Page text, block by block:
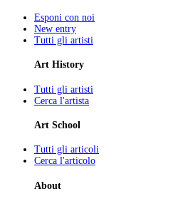
Esponi con noi
New entry
Tutti gli artisti
Art History
Tutti gli artisti
Cerca l'artista
Art School
Tutti gli articoli
Cerca l'articolo
About